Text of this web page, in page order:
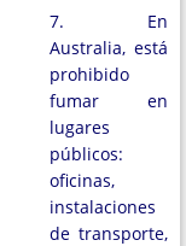
7. En
Australia, está
prohibido
fumar en
lugares
públicos:
oficinas,
instalaciones
de transporte,